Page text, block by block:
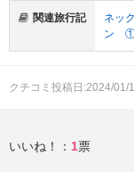
関連旅行記
ネッ
ン
クチコミ投稿日:2024/01/
いいね！： 1票